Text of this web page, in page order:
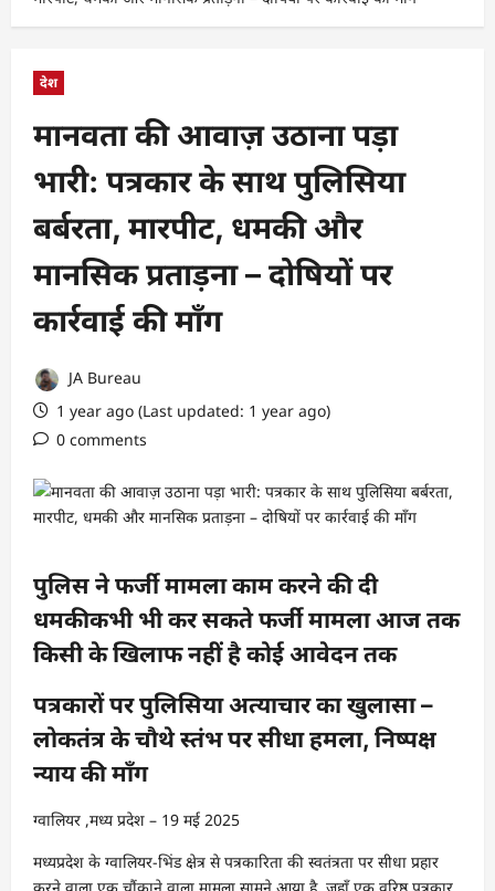
देश
मानवता की आवाज़ उठाना पड़ा
भारी: पत्रकार के साथ पुलिसिया
बर्बरता, मारपीट, धमकी और
मानसिक प्रताड़ना – दोषियों पर
कार्रवाई की माँग
JA Bureau
1 year ago (Last updated: 1 year ago)
0 comments
पुलिस ने फर्जी मामला काम करने की दी
धमकीकभी भी कर सकते फर्जी मामला आज तक
किसी के खिलाफ नहीं है कोई आवेदन तक
पत्रकारों पर पुलिसिया अत्याचार का खुलासा –
लोकतंत्र के चौथे स्तंभ पर सीधा हमला, निष्पक्ष
न्याय की माँग
ग्वालियर ,मध्य प्रदेश – 19 मई 2025
मध्यप्रदेश के ग्वालियर-भिंड क्षेत्र से पत्रकारिता की स्वतंत्रता पर सीधा प्रहार